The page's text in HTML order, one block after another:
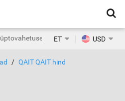
1471
ET USD
QAIT QAIT hind